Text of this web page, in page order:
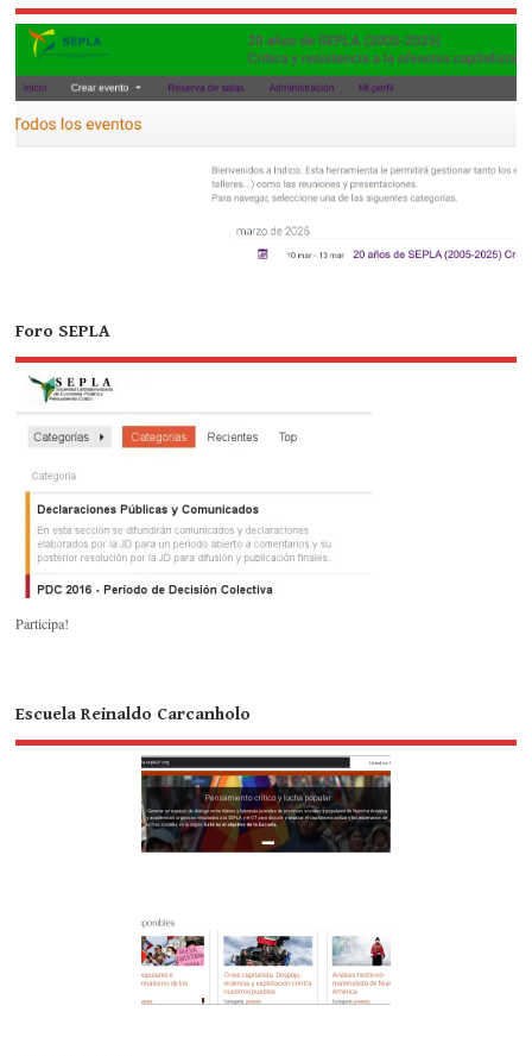
Foro SEPLA
Participa!
Escuela Reinaldo Carcanholo